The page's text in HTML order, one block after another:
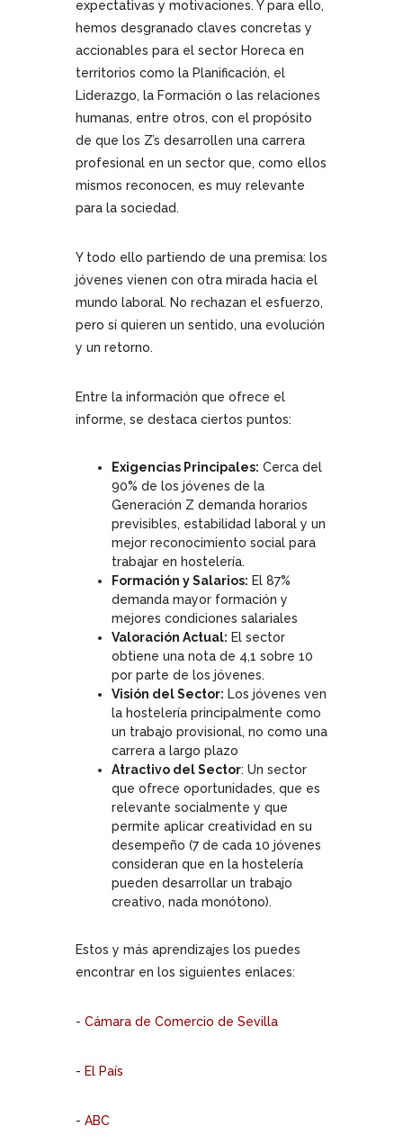
expectativas y motivaciones. Y para ello,
hemos desgranado claves concretas y
accionables para el sector Horeca en
territorios como la Planificación, el
Liderazgo, la Formación o las relaciones
humanas, entre otros, con el propósito
de que los Z’s desarrollen una carrera
profesional en un sector que, como ellos
mismos reconocen, es muy relevante
para la sociedad.
Y todo ello partiendo de una premisa: los
jóvenes vienen con otra mirada hacia el
mundo laboral. No rechazan el esfuerzo,
pero sí quieren un sentido, una evolución
y un retorno.
Entre la información que ofrece el
informe, se destaca ciertos puntos:
Exigencias Principales: Cerca del
90% de los jóvenes de la
Generación Z demanda horarios
previsibles, estabilidad laboral y un
mejor reconocimiento social para
trabajar en hostelería.
Formación y Salarios: El 87%
demanda mayor formación y
mejores condiciones salariales
Valoración Actual: El sector
obtiene una nota de 4,1 sobre 10
por parte de los jóvenes.
Visión del Sector: Los jóvenes ven
la hostelería principalmente como
un trabajo provisional, no como una
carrera a largo plazo
Atractivo del Sector: Un sector
que ofrece oportunidades, que es
relevante socialmente y que
permite aplicar creatividad en su
desempeño (7 de cada 10 jóvenes
consideran que en la hostelería
pueden desarrollar un trabajo
creativo, nada monótono).
Estos y más aprendizajes los puedes
encontrar en los siguientes enlaces:
- Cámara de Comercio de Sevilla
- El País
- ABC